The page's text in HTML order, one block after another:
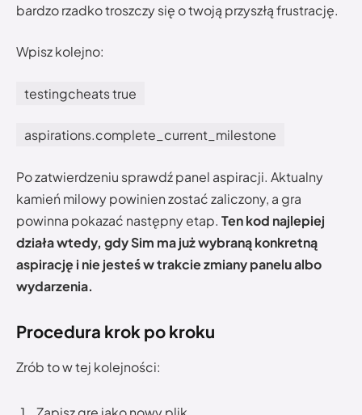
bardzo rzadko troszczy się o twoją przyszłą frustrację.
Wpisz kolejno:
testingcheats true
aspirations.complete_current_milestone
Po zatwierdzeniu sprawdź panel aspiracji. Aktualny
kamień milowy powinien zostać zaliczony, a gra
powinna pokazać następny etap. Ten kod najlepiej
działa wtedy, gdy Sim ma już wybraną konkretną
aspirację i nie jesteś w trakcie zmiany panelu albo
wydarzenia.
Procedura krok po kroku
Zrób to w tej kolejności: